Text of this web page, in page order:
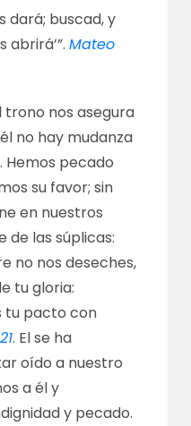
dará; buscad, y
abrirá’”.Mateo
trono nos asegura
no hay mudanza
Hemos pecado
su favor; sin
en nuestros
de las súplicas:
no nos deseches,
tu gloria:
tu pacto con
. El se ha
oído a nuestro
a él y
y pecado.